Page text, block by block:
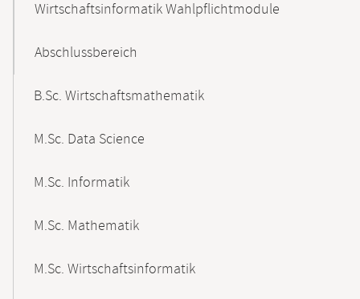
Wirtschaftsinformatik Wahlpflichtmodule
Abschlussbereich
B.Sc. Wirtschaftsmathematik
M.Sc. Data Science
M.Sc. Informatik
M.Sc. Mathematik
M.Sc. Wirtschaftsinformatik